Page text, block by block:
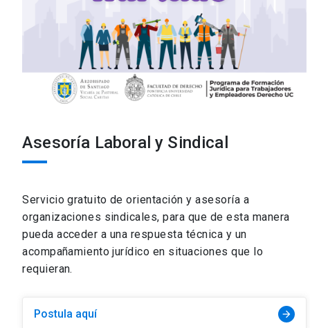
Asesoría Laboral y Sindical
Servicio gratuito de orientación y asesoría a
organizaciones sindicales, para que de esta manera
pueda acceder a una respuesta técnica y un
acompañamiento jurídico en situaciones que lo
requieran.
Postula aquí arrow_forward